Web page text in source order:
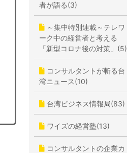
者が語る(3)
～集中特別連載～テレワ
ーク中の経営者と考える
「新型コロナ後の対策」(5)
コンサルタントが斬る台
湾ニュース(10)
台湾ビジネス情報局(83)
ワイズの経営塾(13)
コンサルタントの企業カ